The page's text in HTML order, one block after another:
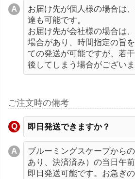
お届け先が個人様の場合は
達も可能です。
お届け先が会社様の場合は
場合があり、時間指定の旨
ての発送が可能ですが、若
後してしまう場合がございま
ご注文時の備考
即日発送できますか？
ブルーミングスケープから
あり、決済済み）の当日午
即日発送可能です。お急ぎ